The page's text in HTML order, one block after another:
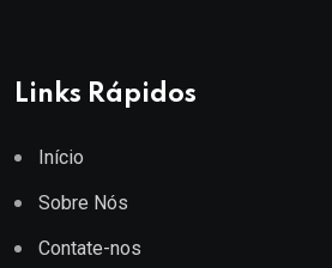
Links Rápidos
Início
Sobre Nós
Contate-nos